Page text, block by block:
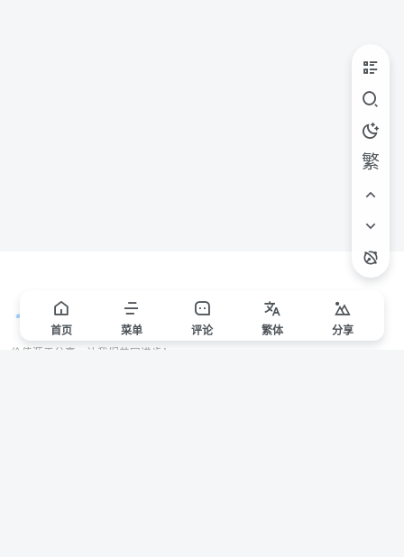
繁
首页 菜单 评论 繁体 分享
价值源于分享，让我们共同进步！